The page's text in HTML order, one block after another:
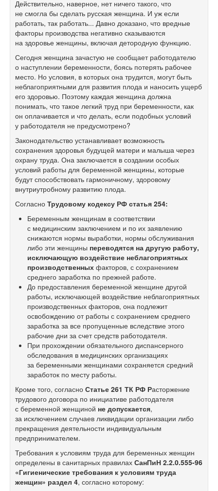
Действительно, наверное, нет ничего такого, что
не смогла бы сделать русская женщина. И уж если
работать, так работать... Давно доказано, что вредные
факторы производства негативно сказываются
на здоровье женщины, включая детородную функцию.
Сегодня женщина зачастую не сообщает работодателю
о наступлении беременности, боясь потерять рабочее
место. Но условия, в которых она трудится, могут быть
неблагоприятными для развития плода и наносить ущерб
его здоровью. Поэтому каждая женщина должна
понимать, что такое легкий труд при беременности, как
он оплачивается и что делать, если подобных условий
у работодателя не предусмотрено?
Законодательство устанавливает возможность
сохранения здоровья будущей матери и малыша через
охрану труда. Она заключается в создании особых
условий работы для беременной женщины, которые
будут способствовать гармоничному, здоровому
внутриутробному развитию плода.
Согласно Трудовому кодексу РФ статья 254:
Беременным женщинам в соответствии
с медицинским заключением и по их заявлению
снижаются нормы выработки, нормы обслуживания
либо эти женщины переводятся на другую работу,
исключающую воздействие неблагоприятных
производственных факторов, с сохранением
среднего заработка по прежней работе.
До предоставления беременной женщине другой
работы, исключающей воздействие неблагоприятных
производственных факторов, она подлежит
освобождению от работы с сохранением среднего
заработка за все пропущенные вследствие этого
рабочие дни за счет средств работодателя.
При прохождении обязательного диспансерного
обследования в медицинских организациях
за беременными женщинами сохраняется средний
заработок по месту работы.
Кроме того, согласно Статье 261 ТК РФ Расторжение
трудового договора по инициативе работодателя
с беременной женщиной не допускается,
за исключением случаев ликвидации организации либо
прекращения деятельности индивидуальным
предпринимателем.
Требования к условиям труда для беременных женщин
определены в санитарных правилах СанПиН 2.2.0.555-96
«Гигиенические требования к условиям труда
женщин» раздел 4, согласно которому: